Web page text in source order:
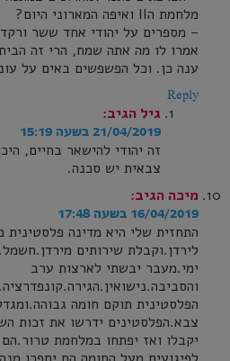
מלחמת הII ואיפה המארוני היום?
– מספרים על יהודי אחד ששר
אמרו לו מה אתה שמח, הרי זה
ענה כן. וכל הפשפשים באים על
Reply
גיל הגיב:
21/04/2019 בשעה 15:19
זה יהודי להישאר בחיים,
צבאית יש סכנה.
מיכה הגיב:
16/04/2019 בשעה 17:48
התחזית שלי היא מדינה פלסטינית
לירדן.וקבלת שירותים
ימי.מעבר יבשתי לארצות ערב
הפלסטינית תוקם חומה
צבא.הפלסטינים ידרשו את זכות
יקבלו ואז יפתחו במלחמת טרור.הם